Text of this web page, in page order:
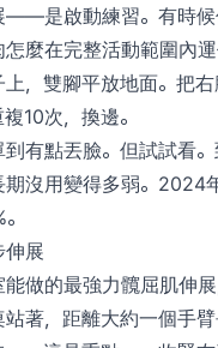
——是啟動練習。有時候
麼在完整活動範圍內運
，雙腳平放地面。把
10次，換邊。
有點丟臉。但試試看
期沒用變得多弱。2024
伸展
做的最強力髖屈肌伸
著，距離大約一個手